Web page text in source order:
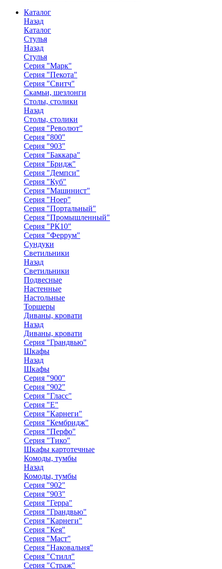
Каталог
Назад
Каталог
Стулья
Назад
Стулья
Серия "Марк"
Серия "Пекота"
Серия "Свитч"
Скамьи, шезлонги
Столы, столики
Назад
Столы, столики
Серия "Револют"
Серия "800"
Серия "903"
Серия "Баккара"
Серия "Бридж"
Серия "Демпси"
Серия "Куб"
Серия "Машинист"
Серия "Ноер"
Серия "Портальный"
Серия "Промышленный"
Серия "РК10"
Серия "Феррум"
Сундуки
Светильники
Назад
Светильники
Подвесные
Настенные
Настольные
Торшеры
Диваны, кровати
Назад
Диваны, кровати
Серия "Грандвью"
Шкафы
Назад
Шкафы
Серия "900"
Серия "902"
Серия "Гласс"
Серия "Е"
Серия "Карнеги"
Серия "Кембридж"
Серия "Перфо"
Серия "Тико"
Шкафы картотечные
Комоды, тумбы
Назад
Комоды, тумбы
Серия "902"
Серия "903"
Серия "Герра"
Серия "Грандвью"
Серия "Карнеги"
Серия "Кея"
Серия "Маст"
Серия "Наковальня"
Серия "Стилл"
Серия "Страж"